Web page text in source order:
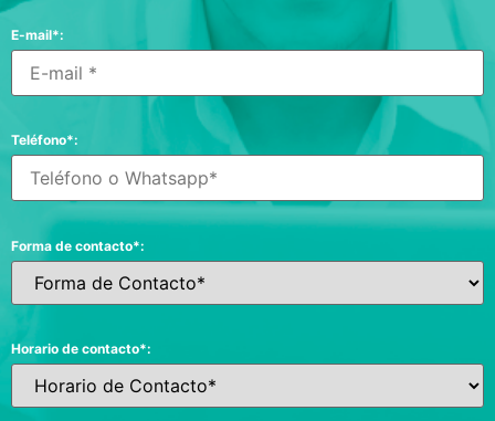
E-mail*:
Teléfono*:
Forma de contacto*:
Horario de contacto*: